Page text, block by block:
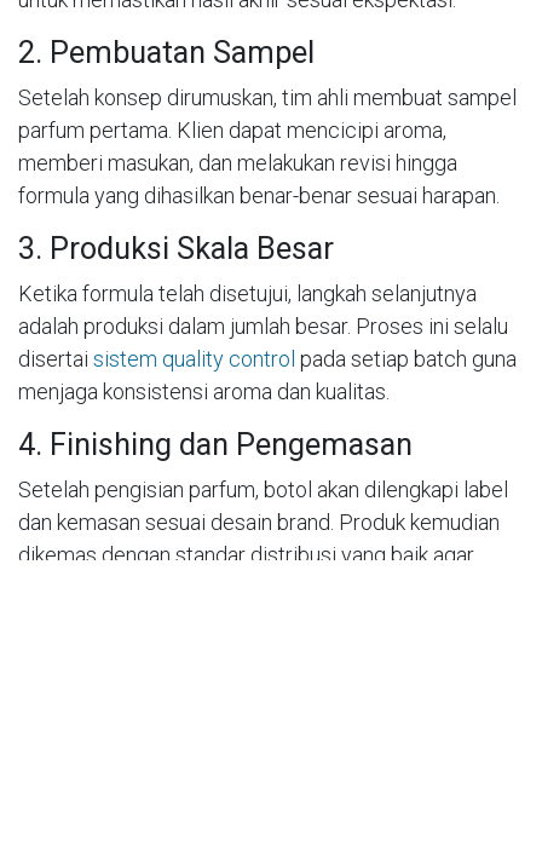
2. Pembuatan Sampel
Setelah konsep dirumuskan, tim ahli membuat sampel
parfum pertama. Klien dapat mencicipi aroma,
memberi masukan, dan melakukan revisi hingga
formula yang dihasilkan benar-benar sesuai harapan.
3. Produksi Skala Besar
Ketika formula telah disetujui, langkah selanjutnya
adalah produksi dalam jumlah besar. Proses ini selalu
disertai sistem quality control pada setiap batch guna
menjaga konsistensi aroma dan kualitas.
4. Finishing dan Pengemasan
Setelah pengisian parfum, botol akan dilengkapi label
dan kemasan sesuai desain brand. Produk kemudian
dikemas dengan standar distribusi yang baik agar